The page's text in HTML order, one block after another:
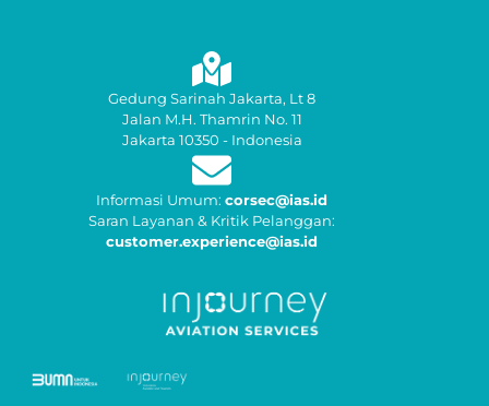
Gedung Sarinah Jakarta, Lt 8
Jalan M.H. Thamrin No. 11
Jakarta 10350 - Indonesia
Informasi Umum:corsec@ias.id
Saran Layanan & Kritik Pelanggan:
customer.experience@ias.id